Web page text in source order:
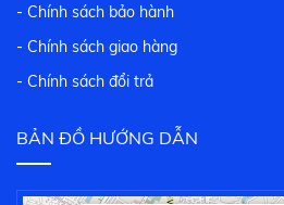
- Chính sách bảo hành
- Chính sách giao hàng
- Chính sách đổi trả
BẢN ĐỒ HƯỚNG DẪN